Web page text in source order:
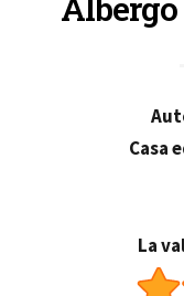
Casa
La